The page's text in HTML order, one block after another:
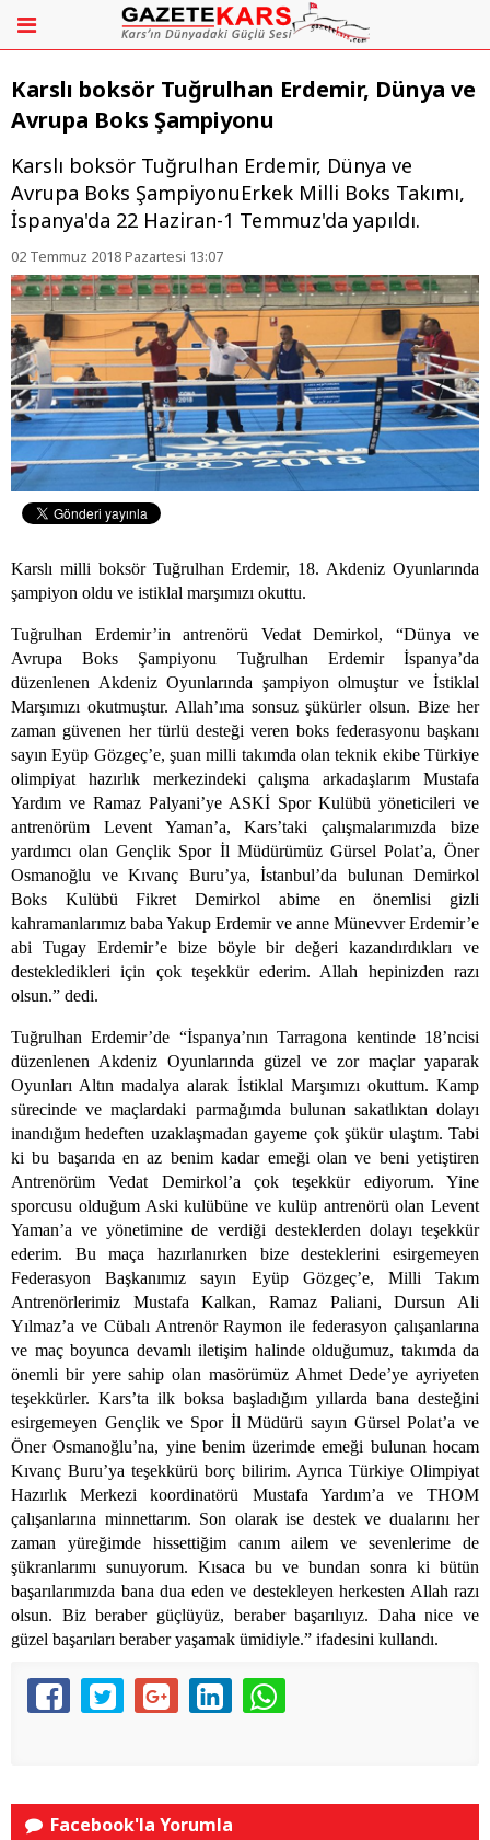
Karslı boksör Tuğrulhan Erdemir, Dünya ve
Avrupa Boks Şampiyonu
Karslı boksör Tuğrulhan Erdemir, Dünya ve
Avrupa Boks ŞampiyonuErkek Milli Boks Takımı,
İspanya'da 22 Haziran-1 Temmuz'da yapıldı.
02 Temmuz 2018 Pazartesi 13:07
Karslı milli boksör Tuğrulhan Erdemir, 18. Akdeniz Oyunlarında
şampiyon oldu ve istiklal marşımızı okuttu.
Tuğrulhan Erdemir’in antrenörü Vedat Demirkol, “Dünya ve
Avrupa Boks Şampiyonu Tuğrulhan Erdemir İspanya’da
düzenlenen Akdeniz Oyunlarında şampiyon olmuştur ve İstiklal
Marşımızı okutmuştur. Allah’ıma sonsuz şükürler olsun. Bize her
zaman güvenen her türlü desteği veren boks federasyonu başkanı
sayın Eyüp Gözgeç’e, şuan milli takımda olan teknik ekibe Türkiye
olimpiyat hazırlık merkezindeki çalışma arkadaşlarım Mustafa
Yardım ve Ramaz Palyani’ye ASKİ Spor Kulübü yöneticileri ve
antrenörüm Levent Yaman’a, Kars’taki çalışmalarımızda bize
yardımcı olan Gençlik Spor İl Müdürümüz Gürsel Polat’a, Öner
Osmanoğlu ve Kıvanç Buru’ya, İstanbul’da bulunan Demirkol
Boks Kulübü Fikret Demirkol abime en önemlisi gizli
kahramanlarımız baba Yakup Erdemir ve anne Münevver Erdemir’e
abi Tugay Erdemir’e bize böyle bir değeri kazandırdıkları ve
destekledikleri için çok teşekkür ederim. Allah hepinizden razı
olsun.” dedi.
Tuğrulhan Erdemir’de “İspanya’nın Tarragona kentinde 18’ncisi
düzenlenen Akdeniz Oyunlarında güzel ve zor maçlar yaparak
Oyunları Altın madalya alarak İstiklal Marşımızı okuttum. Kamp
sürecinde ve maçlardaki parmağımda bulunan sakatlıktan dolayı
inandığım hedeften uzaklaşmadan gayeme çok şükür ulaştım. Tabi
ki bu başarıda en az benim kadar emeği olan ve beni yetiştiren
Antrenörüm Vedat Demirkol’a çok teşekkür ediyorum. Yine
sporcusu olduğum Aski kulübüne ve kulüp antrenörü olan Levent
Yaman’a ve yönetimine de verdiği desteklerden dolayı teşekkür
ederim. Bu maça hazırlanırken bize desteklerini esirgemeyen
Federasyon Başkanımız sayın Eyüp Gözgeç’e, Milli Takım
Antrenörlerimiz Mustafa Kalkan, Ramaz Paliani, Dursun Ali
Yılmaz’a ve Cübalı Antrenör Raymon ile federasyon çalışanlarına
ve maç boyunca devamlı iletişim halinde olduğumuz, takımda da
önemli bir yere sahip olan masörümüz Ahmet Dede’ye ayriyeten
teşekkürler. Kars’ta ilk boksa başladığım yıllarda bana desteğini
esirgemeyen Gençlik ve Spor İl Müdürü sayın Gürsel Polat’a ve
Öner Osmanoğlu’na, yine benim üzerimde emeği bulunan hocam
Kıvanç Buru’ya teşekkürü borç bilirim. Ayrıca Türkiye Olimpiyat
Hazırlık Merkezi koordinatörü Mustafa Yardım’a ve THOM
çalışanlarına minnettarım. Son olarak ise destek ve dualarını her
zaman yüreğimde hissettiğim canım ailem ve sevenlerime de
şükranlarımı sunuyorum. Kısaca bu ve bundan sonra ki bütün
başarılarımızda bana dua eden ve destekleyen herkesten Allah razı
olsun. Biz beraber güçlüyüz, beraber başarılıyız. Daha nice ve
güzel başarıları beraber yaşamak ümidiyle.” ifadesini kullandı.
Facebook'la Yorumla